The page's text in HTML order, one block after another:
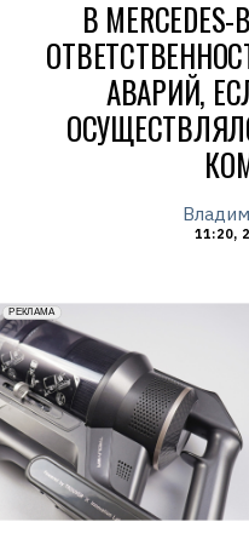
В
АВАРИЙ,
11:20,
erid: 2VfnxxmNzs5
РЕКЛАМА